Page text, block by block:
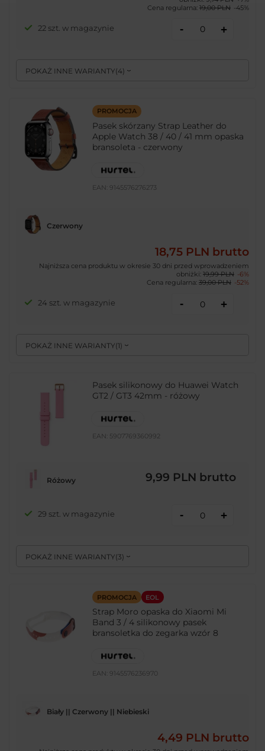
POKAŻ INNE WARIANTY(4)
Cena regularna: 19,00 PLN -45%
22 szt. w magazynie - +
PROMOCJA
Pasek skórzany Strap Leather do
Apple Watch 38 / 40 / 41 mm opaska
bransoleta - czerwony
EAN: 9145576276273
POKAŻ INNE WARIANTY( 1)
Czerwony
18,75 PLN brutto
Najniższa cena produktu w okresie 30 dni przed wprowadzeniem
obniżki: 19,99 PLN -6%
Cena regularna: 39,00 PLN -52%
24 szt. w magazynie - +
Pasek silikonowy do Huawei Watch
GT2 / GT3 42mm - różowy
EAN: 5907769360992
POKAŻ INNE WARIANTY( 3)
Różowy 9,99 PLN brutto
29 szt. w magazynie - +
PROMOCJA EOL
Strap Moro opaska do Xiaomi Mi
Band 3 / 4 silikonowy pasek
bransoletka do zegarka wzór 8
EAN: 9145576236970
Biały || Czerwony || Niebieski
4,49 PLN brutto